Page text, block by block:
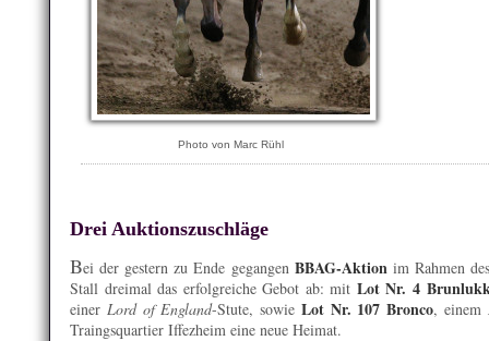
Photo von Marc Rühl
Drei Auktionszuschläge
Bei der gestern zu Ende gegangen BBAG-Aktionim Rahmen
Stall dreimal das erfolgreiche Gebot ab: mit Lot Nr. 4
einer Lord of England-Stute, sowie Lot Nr. 107 Bronco, einem
Traingsquartier Iffezheim eine neue Heimat.